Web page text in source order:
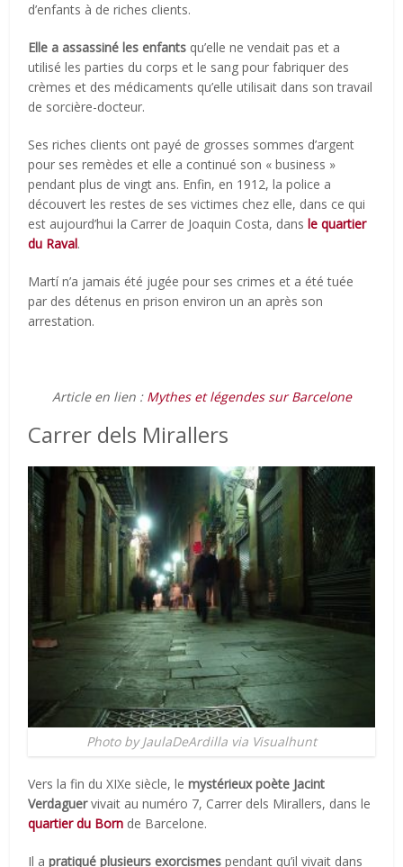
d’enfants à de riches clients.
Elle a assassiné les enfants qu’elle ne vendait pas et a
utilisé les parties du corps et le sang pour fabriquer des
crèmes et des médicaments qu’elle utilisait dans son travail
de sorcière-docteur.
Ses riches clients ont payé de grosses sommes d’argent
pour ses remèdes et elle a continué son « business »
pendant plus de vingt ans. Enfin, en 1912, la police a
découvert les restes de ses victimes chez elle, dans ce qui
est aujourd’hui la Carrer de Joaquin Costa, dans le quartier
du Raval.
Martí n’a jamais été jugée pour ses crimes et a été tuée
par des détenus en prison environ un an après son
arrestation.
Article en lien : Mythes et légendes sur Barcelone
Carrer dels Mirallers
Photo by JaulaDeArdilla via Visualhunt
Vers la fin du XIXe siècle, lemystérieux poète Jacint
Verdaguervivait au numéro 7, Carrer dels Mirallers, dans le
quartier du Born de Barcelone.
Il apratiqué plusieurs exorcismes pendant qu’il vivait dans